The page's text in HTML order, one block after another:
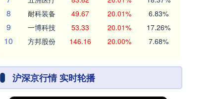
8 耐科装备 49.67 20.01% 6.83%
9 一博科技 53.33 20.01% 17.26%
10 方邦股份 146.16 20.00% 7.68%
沪深京行情 实时轮播